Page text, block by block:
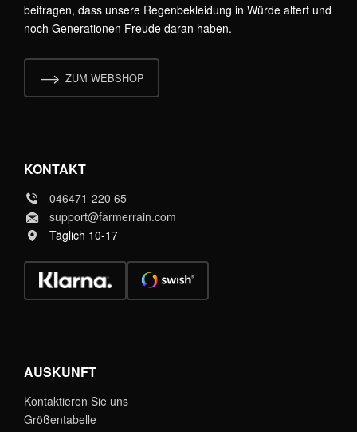
ZUM WEBSHOP
beitragen, dass unsere Regenbekleidung in Würde altert und
noch Generationen Freude daran haben.
KONTAKT
046471-220 65
support@farmerrain.com
Täglich 10-17
AUSKUNFT
Kontaktieren Sie uns
Größentabelle